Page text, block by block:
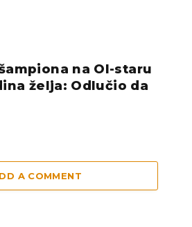
na Ol-staru
želja: Odlučio da
A COMMENT